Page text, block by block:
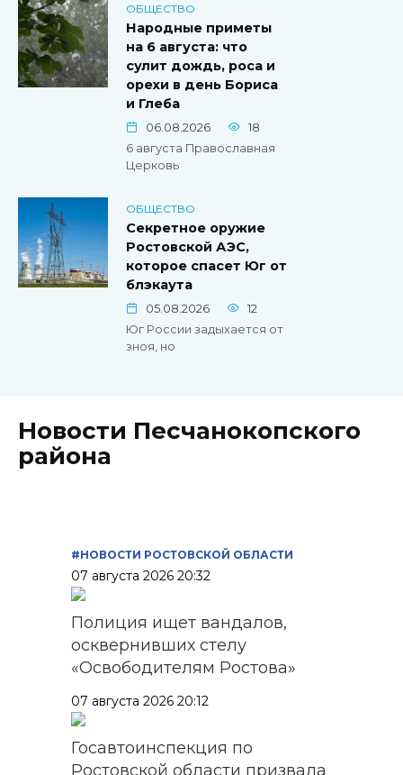
ОБЩЕСТВО
Народные приметы
на 6 августа: что
сулит дождь, роса и
орехи в день Бориса
и Глеба
06.08.2026
18
6 августа Православная
Церковь
ОБЩЕСТВО
Секретное оружие
Ростовской АЭС,
которое спасет Юг от
блэкаута
05.08.2026
12
Юг России задыхается от
зноя, но
Новости Песчанокопского
района
#НОВОСТИ РОСТОВСКОЙ ОБЛАСТИ
07 августа 2026 20:32
Полиция ищет вандалов,
осквернивших стелу
«Освободителям Ростова»
07 августа 2026 20:12
Госавтоинспекция по
Ростовской области призвала